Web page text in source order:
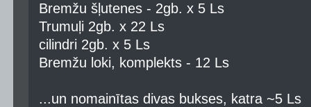
Bremžu šļutenes - 2gb. x 5 Ls
Trumuļi 2gb. x 22 Ls
cilindri 2gb. x 5 Ls
Bremžu loki, komplekts - 12 Ls
...un nomainītas divas bukses, katra ~5 Ls